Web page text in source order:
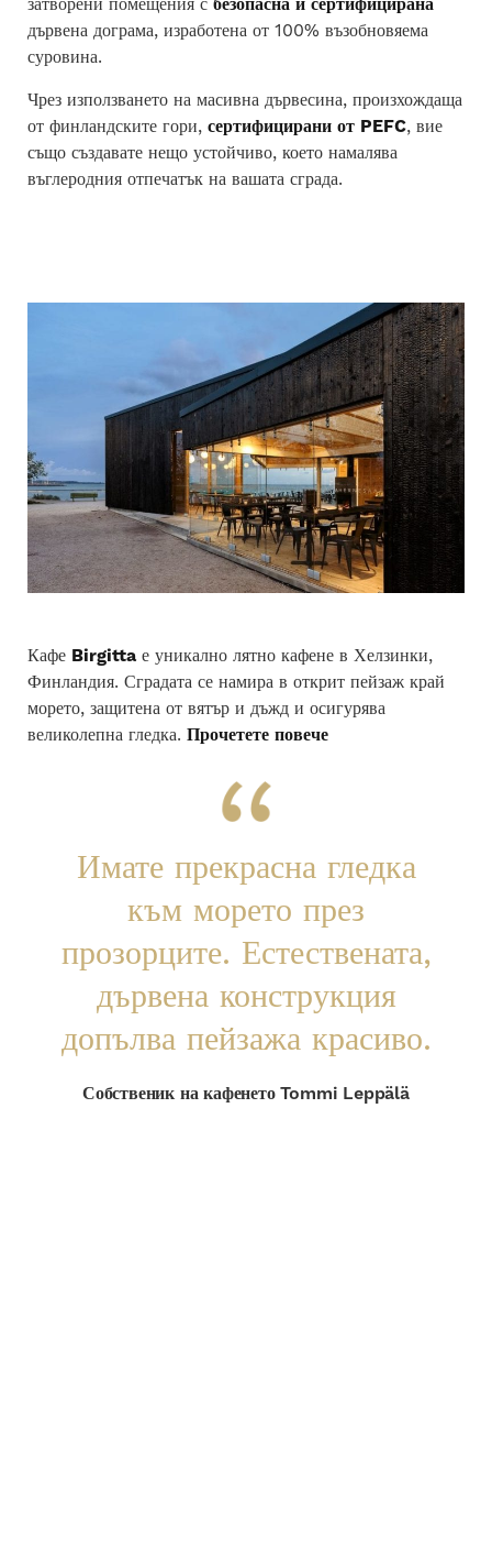
затворени помещения с безопасна и сертифицирана
дървена дограма, изработена от 100% възобновяема
суровина.
Чрез използването на масивна дървесина, произхождаща
от финландските гори, сертифицирани от PEFC, вие
също създавате нещо устойчиво, което намалява
въглеродния отпечатък на вашата сграда.
Кафе Birgitta е уникално лятно кафене в Хелзинки,
Финландия. Сградата се намира в открит пейзаж край
морето, защитена от вятър и дъжд и осигурява
великолепна гледка. Прочетете повече
Имате прекрасна гледка
към морето през
прозорците. Естествената,
дървена конструкция
допълва пейзажа красиво.
Собственик на кафенето Tommi Leppälä